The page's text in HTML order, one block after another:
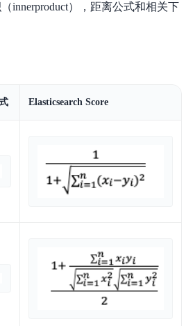
innerproduct），距离公式和相关下
Elasticsearch Score